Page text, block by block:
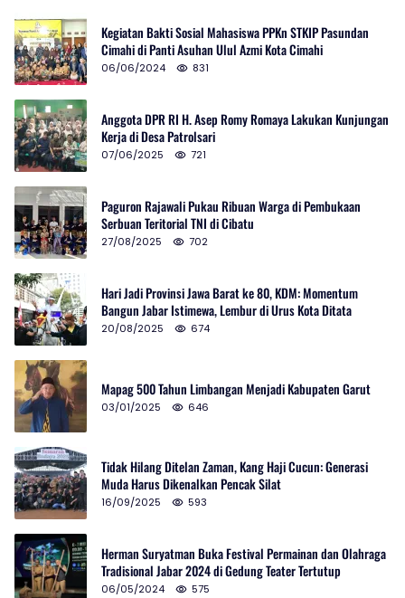
Kegiatan Bakti Sosial Mahasiswa PPKn STKIP Pasundan
Cimahi di Panti Asuhan Ulul Azmi Kota Cimahi
06/06/2024 831
Anggota DPR RI H. Asep Romy Romaya Lakukan Kunjungan
Kerja di Desa Patrolsari
07/06/2025 721
Paguron Rajawali Pukau Ribuan Warga di Pembukaan
Serbuan Teritorial TNI di Cibatu
27/08/2025 702
Hari Jadi Provinsi Jawa Barat ke 80, KDM: Momentum
Bangun Jabar Istimewa, Lembur di Urus Kota Ditata
20/08/2025 674
Mapag 500 Tahun Limbangan Menjadi Kabupaten Garut
03/01/2025 646
Tidak Hilang Ditelan Zaman, Kang Haji Cucun: Generasi
Muda Harus Dikenalkan Pencak Silat
16/09/2025 593
Herman Suryatman Buka Festival Permainan dan Olahraga
Tradisional Jabar 2024 di Gedung Teater Tertutup
06/05/2024 575